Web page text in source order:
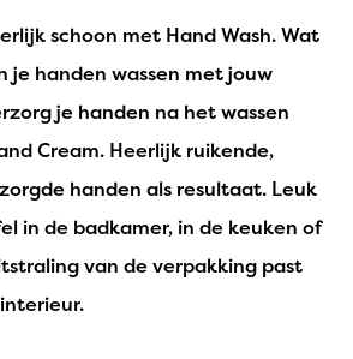
schoon met Hand Wash. Wat
je handen wassen met jouw
je handen na het wassen
Cream. Heerlijk ruikende,
handen als resultaat. Leuk
in de badkamer, in de keuken of
van de verpakking past